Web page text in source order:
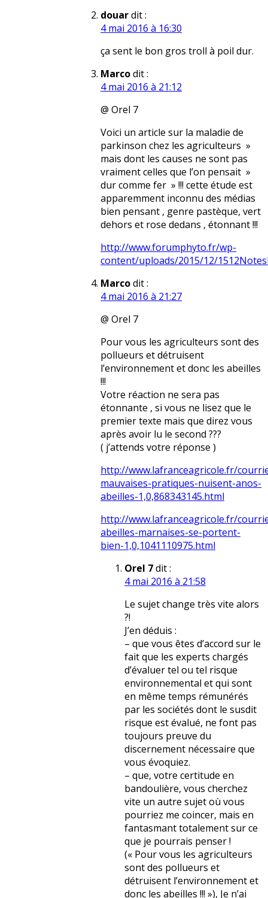
douardit :
4 mai 2016 à 16:30
ça sent le bon gros troll à poil dur.
Marcodit :
4 mai 2016 à 21:12
@ Orel 7
Voici un article sur la maladie de
parkinson chez les agriculteurs »
mais dont les causes ne sont pas
vraiment celles que l’on pensait »
dur comme fer » !!! cette étude est
apparemment inconnu des médias
bien pensant , genre pastèque, vert
dehors et rose dedans , étonnant !!!
http://www.forumphyto.fr/wp-
content/uploads/2015/12/
Marcodit :
4 mai 2016 à 21:27
@ Orel 7
Pour vous les agriculteurs sont des
pollueurs et détruisent
l’environnement et donc les abeilles
!!!
Votre réaction ne sera pas
étonnante , si vous ne lisez que le
premier texte mais que direz vous
après avoir lu le second ???
( j’attends votre réponse )
http://www.lafranceagricole.fr/
mauvaises-pratiques-nuisent-anos-
abeilles-1,0,868343145.html
http://www.lafranceagricole.fr/
abeilles-marnaises-se-portent-
bien-1,0,1041110975.html
Orel 7dit :
4 mai 2016 à 21:58
Le sujet change très vite alors
?!
J’en déduis :
– que vous êtes d’accord sur le
fait que les experts chargés
d’évaluer tel ou tel risque
environnemental et qui sont
en même temps rémunérés
par les sociétés dont le susdit
risque est évalué, ne font pas
toujours preuve du
discernement nécessaire que
vous évoquiez.
– que, votre certitude en
bandoulière, vous cherchez
vite un autre sujet où vous
pourriez me coincer, mais en
fantasmant totalement sur ce
que je pourrais penser !
(« Pour vous les agriculteurs
sont des pollueurs et
détruisent l’environnement et
donc les abeilles !!! »), Je n’ai